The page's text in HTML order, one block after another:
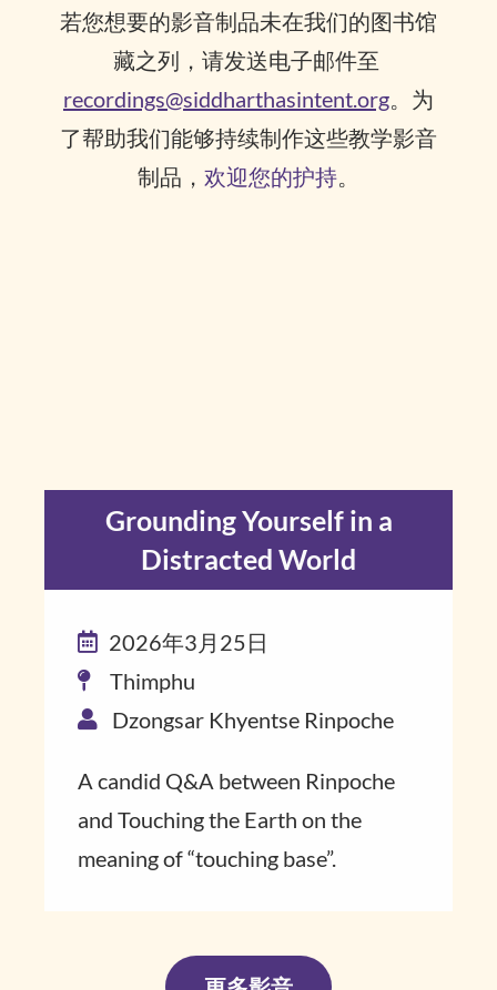
若您想要的影音制品未在我们的图书馆
藏之列，请发送电子邮件至
recordings@siddharthasintent.org。为
了帮助我们能够持续制作这些教学影音
制品， 欢迎您的护持。
Grounding Yourself in a
Distracted World
2026年3月25日
Thimphu
Dzongsar Khyentse Rinpoche
A candid Q&A ​between Rinpoche​
and Touching the Earth on the
meaning of “touch​ing base”​.